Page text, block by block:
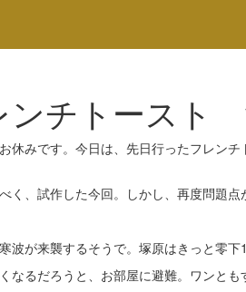
チトースト
休みです。今日は、先日行ったフレンチ
く、試作した今回。しかし、再度問題
波が来襲するそうで。塚原はきっと零
なるだろうと、お部屋に避難。ワンと